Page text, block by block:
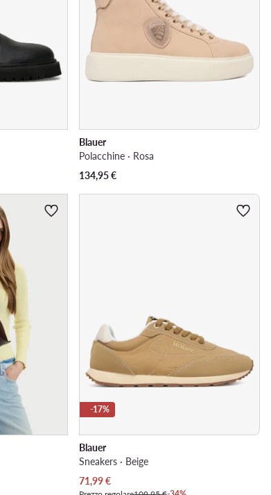
Blauer
Polacchine · Rosa
134,95€
-17%
Blauer
Sneakers · Beige
Prezzo attuale
71,99€